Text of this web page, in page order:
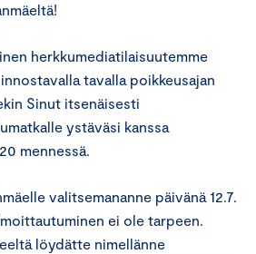
herkkumediatilaisuutemme
tavalla poikkeusajan
Sinut itsenäisesti
ystäväsi kanssa
mennessä.
valitsemananne päivänä 12.7.
ei ole tarpeen.
löydätte nimellänne